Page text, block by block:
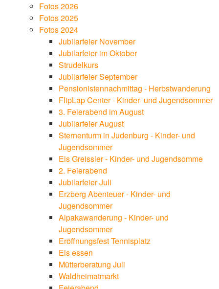
Fotos 2026
Fotos 2025
Fotos 2024
Jubilarfeier November
Jubilarfeier im Oktober
Strudelkurs
Jubilarfeier September
Pensionistennachmittag - Herbstwanderung
FlipLap Center - Kinder- und Jugendsommer
3. Feierabend im August
Jubilarfeier August
Sternenturm in Judenburg - Kinder- und
Jugendsommer
Eis Greissler - Kinder- und Jugendsomme
2. Feierabend
Jubilarfeier Juli
Erzberg Abenteuer - Kinder- und
Jugendsommer
Alpakawanderung - Kinder- und
Jugendsommer
Eröffnungsfest Tennisplatz
Eis essen
Mütterberatung Juli
Waldheimatmarkt